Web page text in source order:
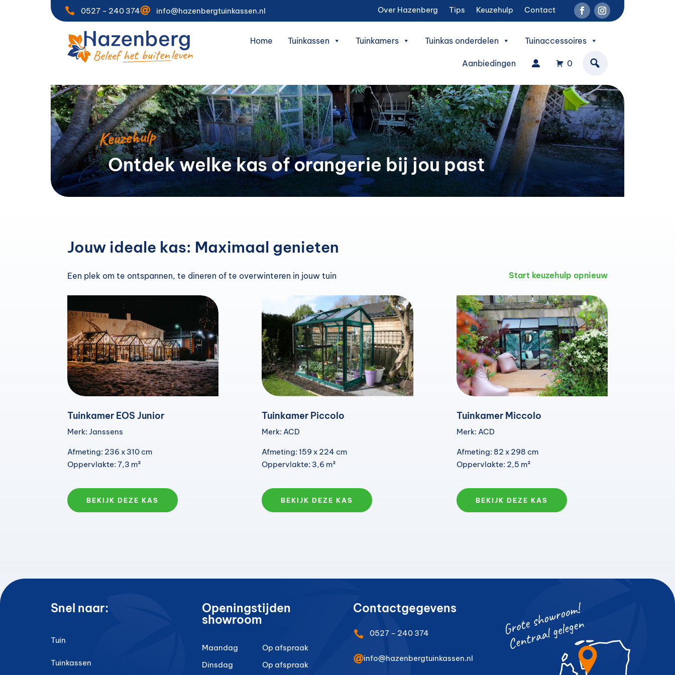
 0527 – 240 374 info@hazenbergtuinkassen.nl Over Hazenberg Tips Keuzehulp Contact
Home Tuinkassen Tuinkamers Tuinkas onderdelen Tuinaccessoires
Aanbiedingen 0
Keuzehulp
Ontdek welke kas of orangerie bij jou past
Jouw ideale kas: Maximaal genieten
Een plek om te ontspannen, te dineren of te overwinteren in jouw tuin Start keuzehulp opnieuw
Tuinkamer EOS Junior
Merk: Janssens
Afmeting: 236 x 310 cm
Oppervlakte: 7,3 m²
BEKIJK DEZE KAS
Tuinkamer Piccolo
Merk: ACD
Afmeting: 159 x 224 cm
Oppervlakte: 3,6 m²
BEKIJK DEZE KAS
Tuinkamer Miccolo
Merk: ACD
Afmeting: 82 x 298 cm
Oppervlakte: 2,5 m²
BEKIJK DEZE KAS
Snel naar:
Tuin
Tuinkassen
Openingstijden
showroom
Maandag
Op afspraak
Dinsdag
Op afspraak
Contactgegevens
 0527 – 240 374
info@hazenbergtuinkassen.nl